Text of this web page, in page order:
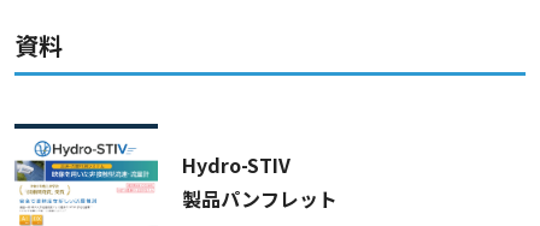
資料
Hydro-STIV
製品パンフレット